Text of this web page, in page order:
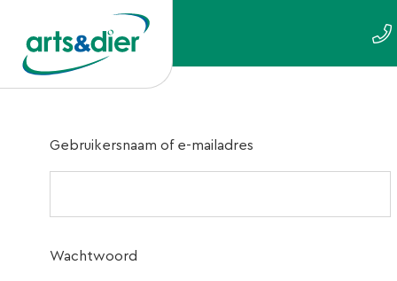
Gebruikersnaam of e-mailadres
Wachtwoord